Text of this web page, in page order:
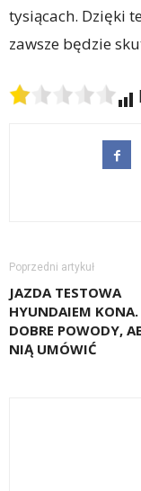
tysiącach. Dzięki
zawsze będzie
Poprzedni artykuł
JAZDA TESTOWA
HYUNDAIEM
DOBRE POWODY,
NIĄ UMÓWIĆ